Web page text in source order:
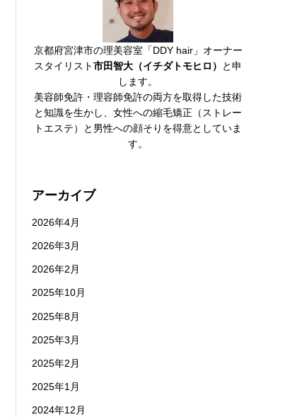
京都府宮津市の理美容室「DDY hair」オーナー
スタイリスト市田智大（イチダトモヒロ）
と申
します。
美容師免許・理容師免許の両方を取得した技術
と知識を生かし、女性への縮毛矯正（ストレー
トエステ）と男性への顔そりを得意としていま
す。
アーカイブ
2026年4月
2026年3月
2026年2月
2025年10月
2025年8月
2025年3月
2025年2月
2025年1月
2024年12月